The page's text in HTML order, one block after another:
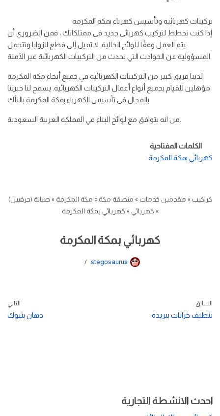
تركيبات كهربائية وتأسيس كهرباء بمكة المكرمة
إذا كنت تخطط لتركيب كهربائي جديد في ممتلكاتك ، فمن الضروري أن
يتم العمل وفقًا للوائح الحالية. لا تميل إلى قطع الزوايا وتتحمل
لدينا فريق كبير من التركيبات الكهربائية في جميع أنحاء مكة المكرمة
مؤهلين للقيام بجميع أنواع أعمال التركيبات الكهربائية. يسمح لنا خبرتنا
بالمجال في تأسيس الكهرباء بمكة المكرمة بالتأك
الكلمات المفتاحية
كهربائي بمكة المكرمة
كراكيب» مقدمين خدمات» منطقة مكة» مكة المكرمة» صيانة (حرفيين)
» كهربائي» كهربائي بمكة المكرمة
كهربائي بمكة المكرمة
stegosaurus
السابق
تنظيف خزانات ببريدة
التالي
دهان بتبوك
احدث الانشطة التجارية